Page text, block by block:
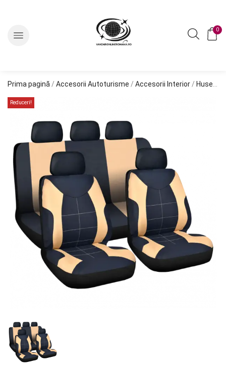
0
Prima pagină / Accesorii Autoturisme / Accesorii Interior / Huse Auto
Reduceri!